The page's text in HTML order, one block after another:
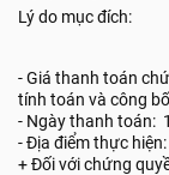
Lý do mục đích:
- Giá thanh toán
tính toán và công
- Ngày thanh toán:
- Địa điểm thực hiện:
+ Đối với chứng